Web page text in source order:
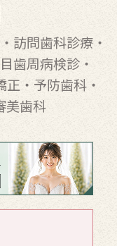
・ 訪問歯科診療 ・
歯周病検診 ・
正・ 予防歯科・
美歯科